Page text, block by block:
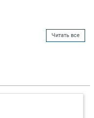
Читать все